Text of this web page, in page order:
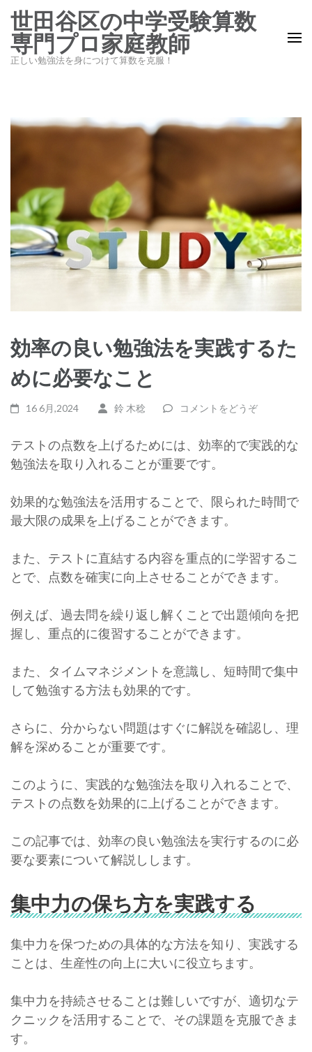
テ
ン
ス
(Enter
を
押
す)
世田谷区の中学受験算数
専門プロ家庭教師
正しい勉強法を身につけて算数を克服！
効率の良い勉強法を実践するた
めに必要なこと
16 6月,2024 鈴 木稔 コメントをどうぞ
テストの点数を上げるためには、効率的で実践的な
勉強法を取り入れることが重要です。
効果的な勉強法を活用することで、限られた時間で
最大限の成果を上げることができます。
また、テストに直結する内容を重点的に学習するこ
とで、点数を確実に向上させることができます。
例えば、過去問を繰り返し解くことで出題傾向を把
握し、重点的に復習することができます。
また、タイムマネジメントを意識し、短時間で集中
して勉強する方法も効果的です。
さらに、分からない問題はすぐに解説を確認し、理
解を深めることが重要です。
このように、実践的な勉強法を取り入れることで、
テストの点数を効果的に上げることができます。
この記事では、効率の良い勉強法を実行するのに必
要な要素について解説しします。
集中力の保ち方を実践する
集中力を保つための具体的な方法を知り、実践する
ことは、生産性の向上に大いに役立ちます。
集中力を持続させることは難しいですが、適切なテ
クニックを活用することで、その課題を克服できま
す。